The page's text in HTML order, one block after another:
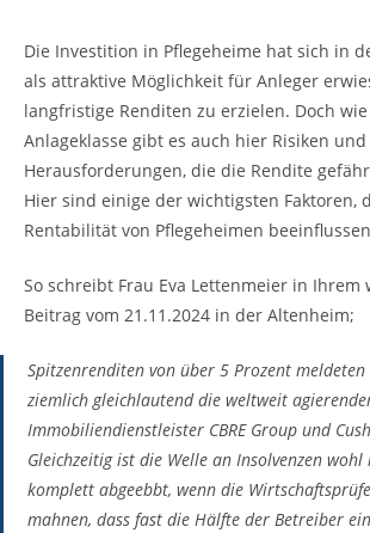
Die Investition in Pflegeheime hat sich in
als attraktive Möglichkeit für Anleger
langfristige Renditen zu erzielen. Doch
Anlageklasse gibt es auch hier Risiken und
Herausforderungen, die die Rendite
Hier sind einige der wichtigsten Faktoren,
Rentabilität von Pflegeheimen
So schreibt Frau Eva Lettenmeier in Ihrem
Beitrag vom 21.11.2024 in der Altenheim;
Spitzenrenditen von über 5 Prozent
ziemlich gleichlautend die weltweit
Immobiliendienstleister CBRE Group und
Gleichzeitig ist die Welle an Insolvenzen
komplett abgeebbt, wenn die
mahnen, dass fast die Hälfte der Betreiber